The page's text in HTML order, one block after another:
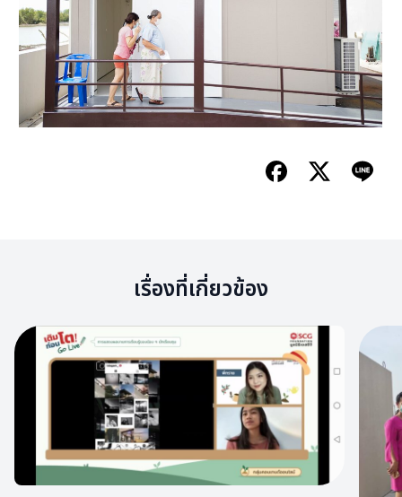
เรื่องที่เกี่ยวข้อง